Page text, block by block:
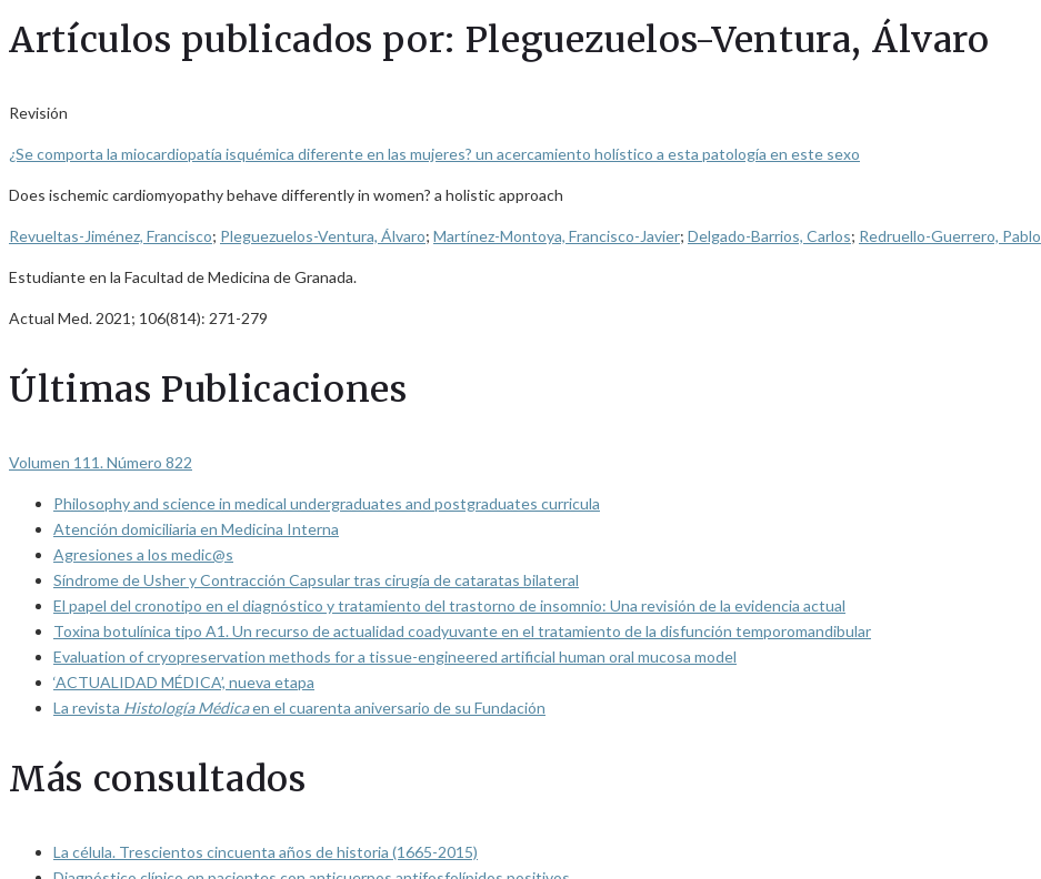
Artículos publicados por: Pleguezuelos-Ventura, Álvaro
Revisión
¿Se comporta la miocardiopatía isquémica diferente en las mujeres? un acercamiento holístico a esta patología en este sexo
Does ischemic cardiomyopathy behave differently in women? a holistic approach
Revueltas-Jiménez, Francisco; Pleguezuelos-Ventura, Álvaro; Martínez-Montoya, Francisco-Javier; Delgado-Barrios, Carlos; Redruello-Guerrero, Pablo
Estudiante en la Facultad de Medicina de Granada.
Actual Med. 2021; 106(814): 271-279
Últimas Publicaciones
Volumen 111. Número 822
Philosophy and science in medical undergraduates and postgraduates curricula
Atención domiciliaria en Medicina Interna
Agresiones a los medic@s
Síndrome de Usher y Contracción Capsular tras cirugía de cataratas bilateral
El papel del cronotipo en el diagnóstico y tratamiento del trastorno de insomnio: Una revisión de la evidencia actual
Toxina botulínica tipo A1. Un recurso de actualidad coadyuvante en el tratamiento de la disfunción temporomandibular
Evaluation of cryopreservation methods for a tissue-engineered artificial human oral mucosa model
‘ACTUALIDAD MÉDICA’, nueva etapa
La revista Histología Médicaen el cuarenta aniversario de su Fundación
Más consultados
La célula. Trescientos cincuenta años de historia (1665-2015)